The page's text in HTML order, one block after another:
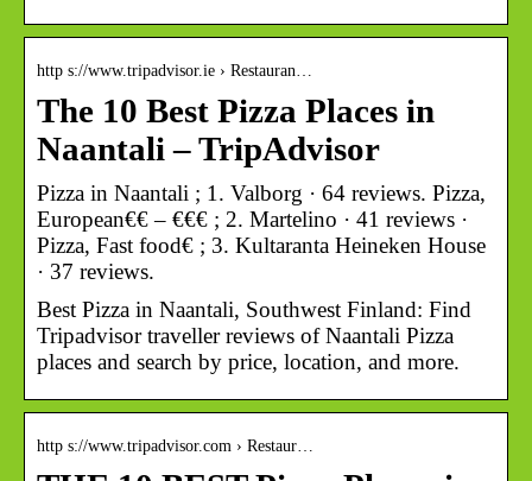
http s://www.tripadvisor.ie › Restauran…
The 10 Best Pizza Places in
Naantali – TripAdvisor
Pizza in Naantali ; 1. Valborg · 64 reviews. Pizza,
European€€ – €€€ ; 2. Martelino · 41 reviews ·
Pizza, Fast food€ ; 3. Kultaranta Heineken House
· 37 reviews.
Best Pizza in Naantali, Southwest Finland: Find
Tripadvisor traveller reviews of Naantali Pizza
places and search by price, location, and more.
http s://www.tripadvisor.com › Restaur…